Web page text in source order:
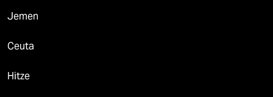
Jemen
Ceuta
Hitze